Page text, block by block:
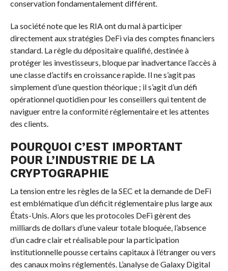
conservation fondamentalement différent.
La société note que les RIA ont du mal à participer
directement aux stratégies DeFi via des comptes financiers
standard. La règle du dépositaire qualifié, destinée à
protéger les investisseurs, bloque par inadvertance l’accès à
une classe d’actifs en croissance rapide. Il ne s’agit pas
simplement d’une question théorique ; il s’agit d’un défi
opérationnel quotidien pour les conseillers qui tentent de
naviguer entre la conformité réglementaire et les attentes
des clients.
POURQUOI C’EST IMPORTANT
POUR L’INDUSTRIE DE LA
CRYPTOGRAPHIE
La tension entre les règles de la SEC et la demande de DeFi
est emblématique d’un déficit réglementaire plus large aux
États-Unis. Alors que les protocoles DeFi gèrent des
milliards de dollars d’une valeur totale bloquée, l’absence
d’un cadre clair et réalisable pour la participation
institutionnelle pousse certains capitaux à l’étranger ou vers
des canaux moins réglementés. L’analyse de Galaxy Digital